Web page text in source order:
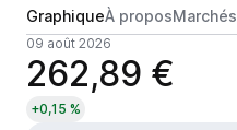
GraphiqueÀ proposMarchés
09 août 2026
262,89 €
+0,15 %